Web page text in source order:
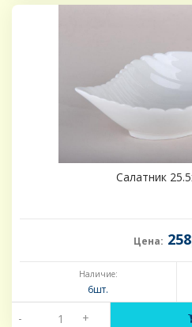
Салатник
Цена:
Наличие:
6шт.
- +